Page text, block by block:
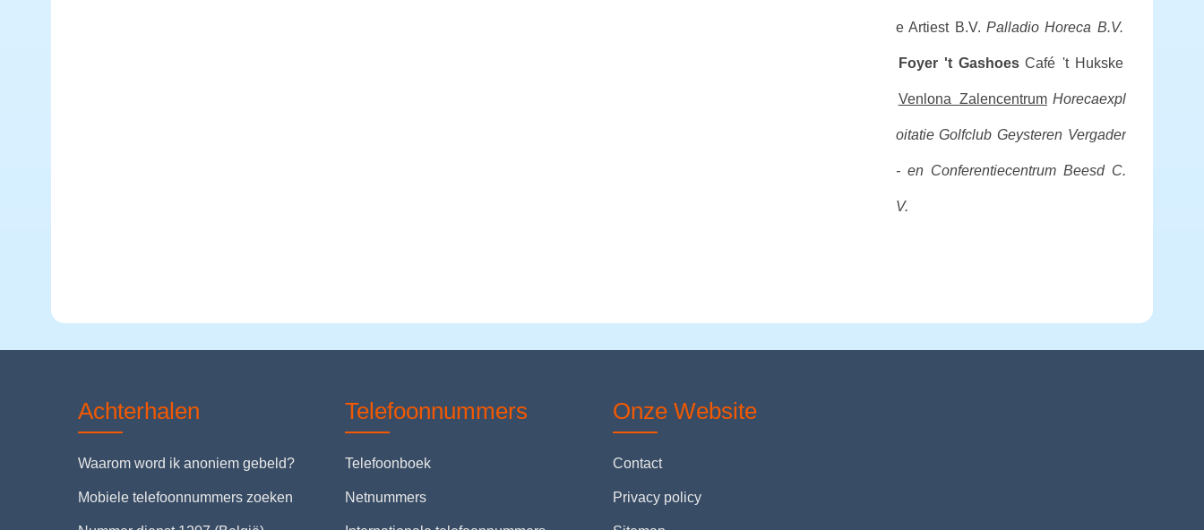
e Artiest B.V. Palladio Horeca B.V.
Foyer 't Gashoes Café 't Hukske
Venlona Zalencentrum Horecaexpl
oitatie Golfclub Geysteren Vergader
- en Conferentiecentrum Beesd C.
V.
Achterhalen
Waarom word ik anoniem gebeld?
Mobiele telefoonnummers zoeken
Telefoonnummers
Telefoonboek
Netnummers
Onze Website
Contact
Privacy policy